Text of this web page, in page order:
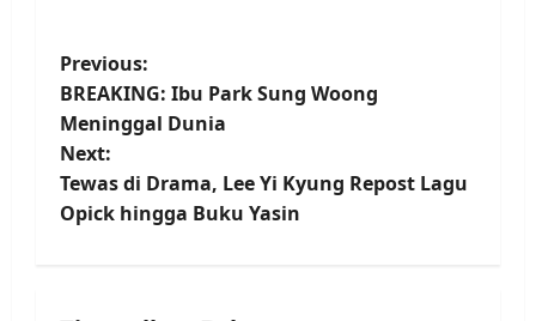
P
o
s
t
Previous:
BREAKING: Ibu Park Sung Woong
Meninggal Dunia
Next:
Tewas di Drama, Lee Yi Kyung Repost Lagu
Opick hingga Buku Yasin